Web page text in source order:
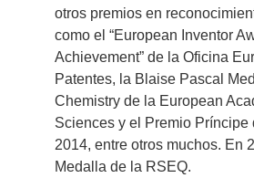
otros premios en
como el “European Inventor
Achievement” de la Oficina
Patentes, la Blaise Pascal
Chemistry de la European
Sciences y el Premio Príncipe
2014, entre otros muchos. En
Medalla de la RSEQ.